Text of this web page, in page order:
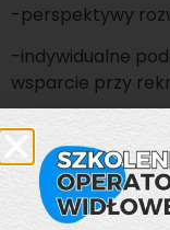
-perspektywy
-indywidualne
wsparcie przy
Jesteśmy grupą
dziewiętnastu
rekrutacyjnej na